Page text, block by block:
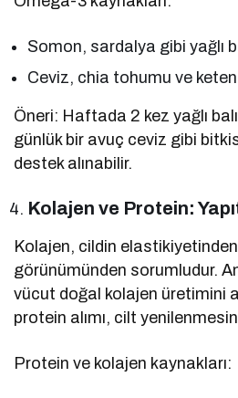
Somon, sardalya gibi yağlı
Ceviz, chia tohumu ve
Öneri: Haftada 2 kez yağlı
günlük bir avuç ceviz gibi
destek alınabilir.
Kolajen ve Protein:
Kolajen, cildin
görünümünden sorumludur.
vücut doğal kolajen üretimini
protein alımı, cilt
Protein ve kolajen kaynakları: